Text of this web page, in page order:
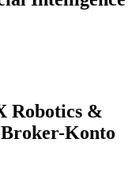
Robotics &
Konto